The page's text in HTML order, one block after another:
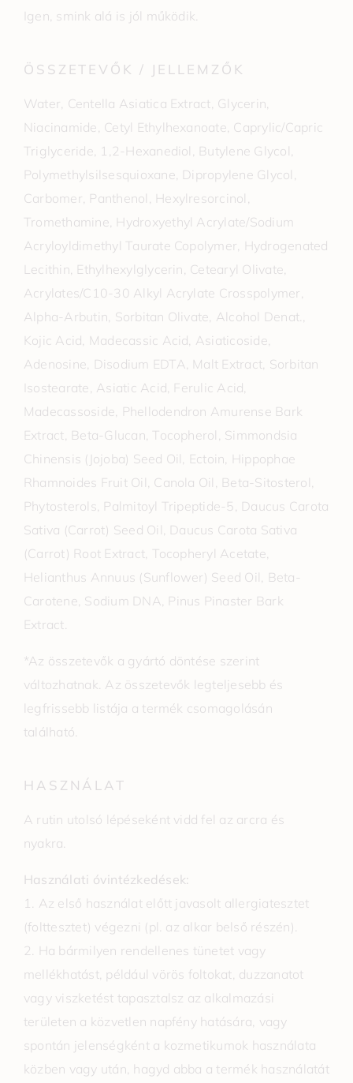
Igen, smink alá is jól működik.
ÖSSZETEVŐK / JELLEMZŐK
Water, Centella Asiatica Extract, Glycerin,
Niacinamide, Cetyl Ethylhexanoate, Caprylic/Capric
Triglyceride, 1,2-Hexanediol, Butylene Glycol,
Polymethylsilsesquioxane, Dipropylene Glycol,
Carbomer, Panthenol, Hexylresorcinol,
Tromethamine, Hydroxyethyl Acrylate/Sodium
Acryloyldimethyl Taurate Copolymer, Hydrogenated
Lecithin, Ethylhexylglycerin, Cetearyl Olivate,
Acrylates/C10-30 Alkyl Acrylate Crosspolymer,
Alpha-Arbutin, Sorbitan Olivate, Alcohol Denat.,
Kojic Acid, Madecassic Acid, Asiaticoside,
Adenosine, Disodium EDTA, Malt Extract, Sorbitan
Isostearate, Asiatic Acid, Ferulic Acid,
Madecassoside, Phellodendron Amurense Bark
Extract, Beta-Glucan, Tocopherol, Simmondsia
Chinensis (Jojoba) Seed Oil, Ectoin, Hippophae
Rhamnoides Fruit Oil, Canola Oil, Beta-Sitosterol,
Phytosterols, Palmitoyl Tripeptide-5, Daucus Carota
Sativa (Carrot) Seed Oil, Daucus Carota Sativa
(Carrot) Root Extract, Tocopheryl Acetate,
Helianthus Annuus (Sunflower) Seed Oil, Beta-
Carotene, Sodium DNA, Pinus Pinaster Bark
Extract.
*Az összetevők a gyártó döntése szerint
változhatnak. Az összetevők legteljesebb és
legfrissebb listája a termék csomagolásán
található.
HASZNÁLAT
A rutin utolsó lépéseként vidd fel az arcra és
nyakra.
Használati óvintézkedések:
1. Az első használat előtt javasolt allergiatesztet
(folttesztet) végezni (pl. az alkar belső részén).
2. Ha bármilyen rendellenes tünetet vagy
mellékhatást, például vörös foltokat, duzzanatot
vagy viszketést tapasztalsz az alkalmazási
területen a közvetlen napfény hatására, vagy
spontán jelenségként a kozmetikumok használata
közben vagy után, hagyd abba a termék használatát